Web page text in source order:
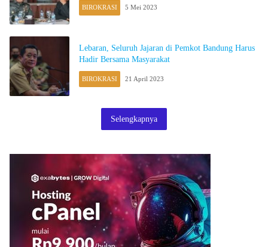
BIROKRASI 5 Mei 2023
Lebaran, Seluruh Jajaran di Pemkot Bandung Harus
Hadir Bersama Masyarakat
BIROKRASI 21 April 2023
Selengkapnya